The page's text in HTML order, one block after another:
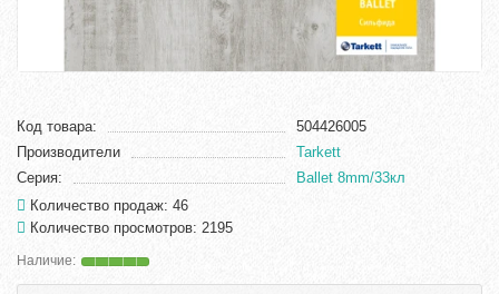
Код товара:
504426005
Производители
Tarkett
Серия:
Ballet 8mm/33кл
Количество продаж: 46
Количество просмотров: 2195